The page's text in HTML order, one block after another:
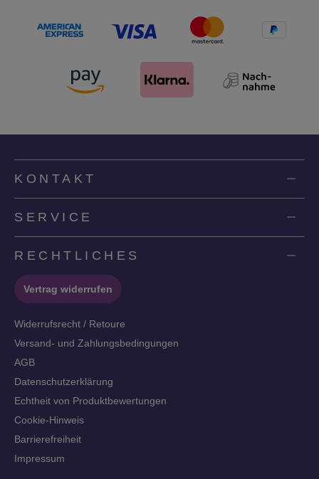
KONTAKT
SERVICE
RECHTLICHES
Vertrag widerrufen
Widerrufsrecht / Retoure
Versand- und Zahlungsbedingungen
AGB
Datenschutzerklärung
Echtheit von Produktbewertungen
Cookie-Hinweis
Barrierefreiheit
Impressum